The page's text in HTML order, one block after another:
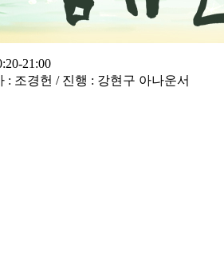
21:00
: 조경헌 / 진행 : 강현구 아나운서